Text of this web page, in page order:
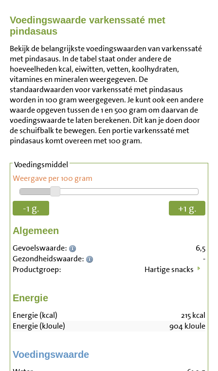
Voedingswaarde varkenssaté met
pindasaus
Bekijk de belangrijkste voedingswaarden van varkenssaté
met pindasaus. In de tabel staat onder andere de
hoeveelheden kcal, eiwitten, vetten, koolhydraten,
vitamines en mineralen weergegeven. De
standaardwaarden voor varkenssaté met pindasaus
worden in 100 gram weergegeven. Je kunt ook een andere
waarde opgeven tussen de 1 en 500 gram om daarvan de
voedingswaarde te laten berekenen. Dit kan je doen door
de schuifbalk te bewegen. Een portie varkenssaté met
pindasaus komt overeen met 100 gram.
Voedingsmiddel
Weergave per 100 gram
-1 g. +1 g.
Algemeen
Gevoelswaarde:
6,5
Gezondheidswaarde:
-
Productgroep:
Hartige snacks
Energie
Energie (kcal) 215kcal
Energie (kJoule)
904kJoule
Voedingswaarde